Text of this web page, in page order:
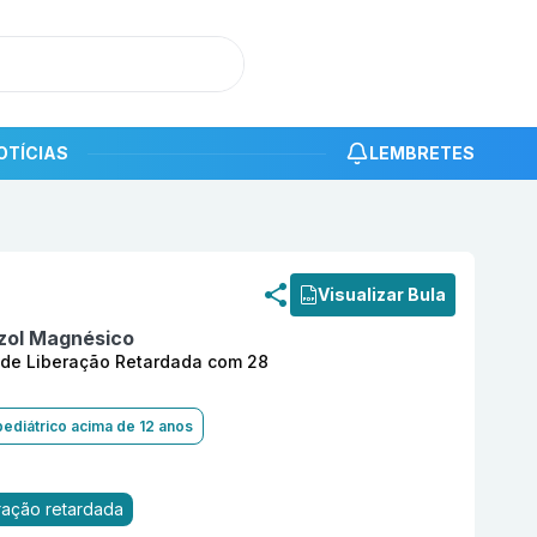
LEMBRETES
Visualizar Bula
Magnésico
Liberação Retardada com 28
acima de 12 anos
retardada